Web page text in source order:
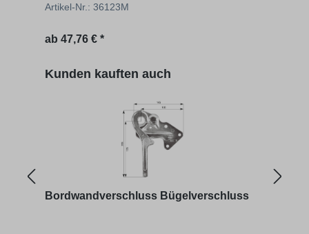
Artikel-Nr.: 36123M
Regulärer Preis:
ab 47,76 € *
Produktgalerie überspringen
Kunden kauften auch
Bordwandverschluss Bügelverschluss